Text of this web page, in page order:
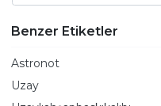
Benzer Etiketler
Astronot
Uzay